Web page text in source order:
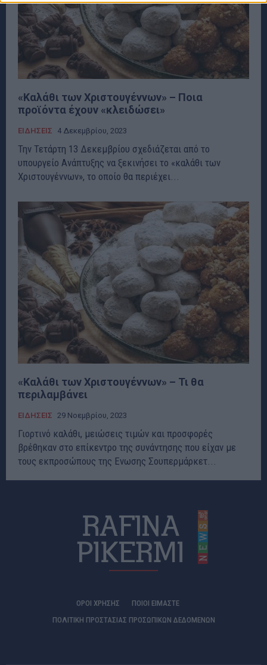
«Καλάθι των Χριστουγέννων» – Ποια
προϊόντα έχουν «κλειδώσει»
ΕΙΔΗΣΕΙΣ 4 Δεκεμβρίου, 2023
Την Τετάρτη 13 Δεκεμβρίου σχεδιάζεται από το
υπουργείο Ανάπτυξης να ξεκινήσει το «καλάθι των
Χριστουγέννων», το οποίο θα περιέχει...
«Καλάθι των Χριστουγέννων» – Τι θα
περιλαμβάνει
ΕΙΔΗΣΕΙΣ 29 Νοεμβρίου, 2023
Γιορτινό καλάθι, μειώσεις τιμών και προσφορές
βρέθηκαν στο επίκεντρο της συνάντησης που είχαν με
τους εκπροσώπους της Ενωσης Σουπερμάρκετ...
ΟΡΟΙ ΧΡΗΣΗΣ
ΠΟΙΟΊ ΕΊΜΑΣΤΕ
ΠΟΛΙΤΙΚΗ ΠΡΟΣΤΑΣΙΑΣ ΠΡΟΣΩΠΙΚΩΝ ΔΕΔΟΜΕΝΩΝ